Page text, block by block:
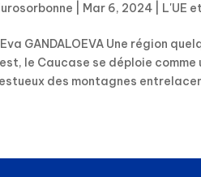
Mar 6, 2024 L'UE
GANDALOEVA Une région
le Caucase se déploie
des montagnes